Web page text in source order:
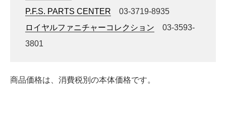
P.F.S. PARTS CENTER 03‐3719‐8935
ロイヤルファニチャーコレクション 03-3593-
3801
商品価格は、消費税別の本体価格です。